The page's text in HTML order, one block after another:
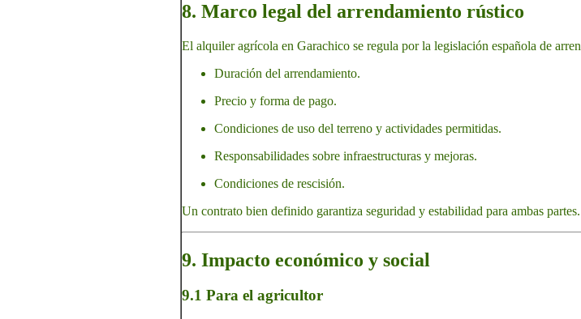
8. Marco legal del arrendamiento rústico
El alquiler agrícola en Garachico se regula por la legislación española de
Duración del arrendamiento.
Precio y forma de pago.
Condiciones de uso del terreno y actividades permitidas.
Responsabilidades sobre infraestructuras y mejoras.
Condiciones de rescisión.
Un contrato bien definido garantiza seguridad y estabilidad para ambas partes.
9. Impacto económico y social
9.1 Para el agricultor